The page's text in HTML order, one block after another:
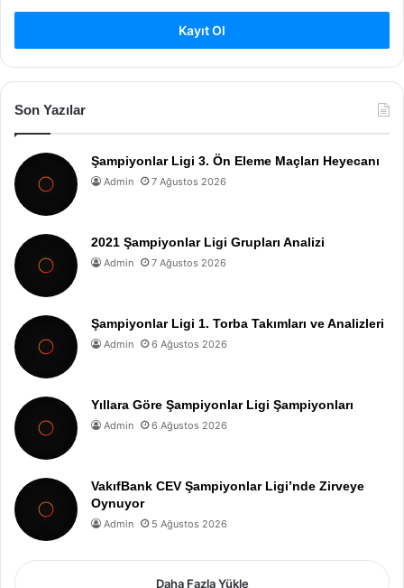
Kayıt Ol
Son Yazılar
Şampiyonlar Ligi 3. Ön Eleme Maçları Heyecanı
Admin 7 Ağustos 2026
2021 Şampiyonlar Ligi Grupları Analizi
Admin 7 Ağustos 2026
Şampiyonlar Ligi 1. Torba Takımları ve Analizleri
Admin 6 Ağustos 2026
Yıllara Göre Şampiyonlar Ligi Şampiyonları
Admin 6 Ağustos 2026
VakıfBank CEV Şampiyonlar Ligi’nde Zirveye
Oynuyor
Admin 5 Ağustos 2026
Daha Fazla Yükle